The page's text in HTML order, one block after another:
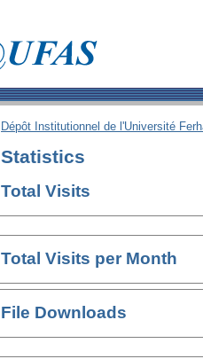
Dépôt Institutionnel de l'Université
Statistics
Total Visits
Total Visits per Month
File Downloads